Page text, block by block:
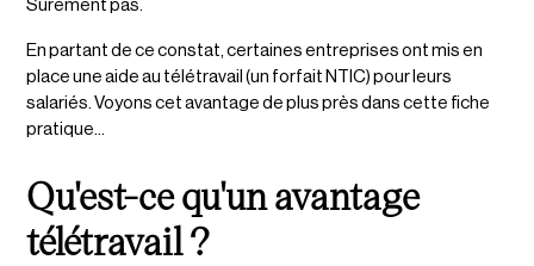
Sûrement pas.
En partant de ce constat, certaines entreprises ont mis en
place une aide au télétravail (un forfait NTIC) pour leurs
salariés. Voyons cet avantage de plus près dans cette fiche
pratique...
Qu'est-ce qu'un avantage
télétravail ?